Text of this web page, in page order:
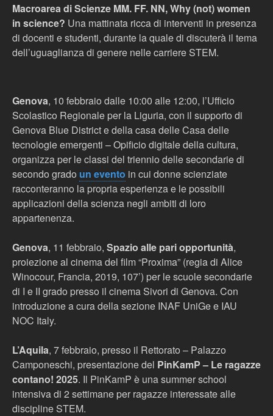
Macroarea di Scienze MM. FF. NN, Why (not) women
in science? Una mattinata ricca di interventi in presenza
di docenti e studenti, durante la quale di discuterà il tema
dell’uguaglianza di genere nelle carriere STEM.
Genova, 10 febbraio dalle 10:00 alle 12:00, l’Ufficio
Scolastico Regionale per la Liguria, con il supporto di
Genova Blue District e della casa delle Casa delle
tecnologie emergenti – Opificio digitale della cultura,
organizza per le classi del triennio delle secondarie di
secondo grado un evento in cui donne scienziate
racconteranno la propria esperienza e le possibili
applicazioni della scienza negli ambiti di loro
appartenenza.
Genova, 11 febbraio, Spazio alle pari opportunità,
proiezione al cinema del film “Proxima” (regia di Alice
Winocour, Francia, 2019, 107’) per le scuole secondarie
di I e II grado presso il cinema Sivori di Genova. Con
introduzione a cura della sezione INAF UniGe e IAU
NOC Italy.
L’Aquila, 7 febbraio, presso il Rettorato – Palazzo
Camponeschi, presentazione del PinKamP – Le ragazze
contano! 2025. Il PinKamP è una summer school
intensiva di 2 settimane per ragazze interessate alle
discipline STEM.